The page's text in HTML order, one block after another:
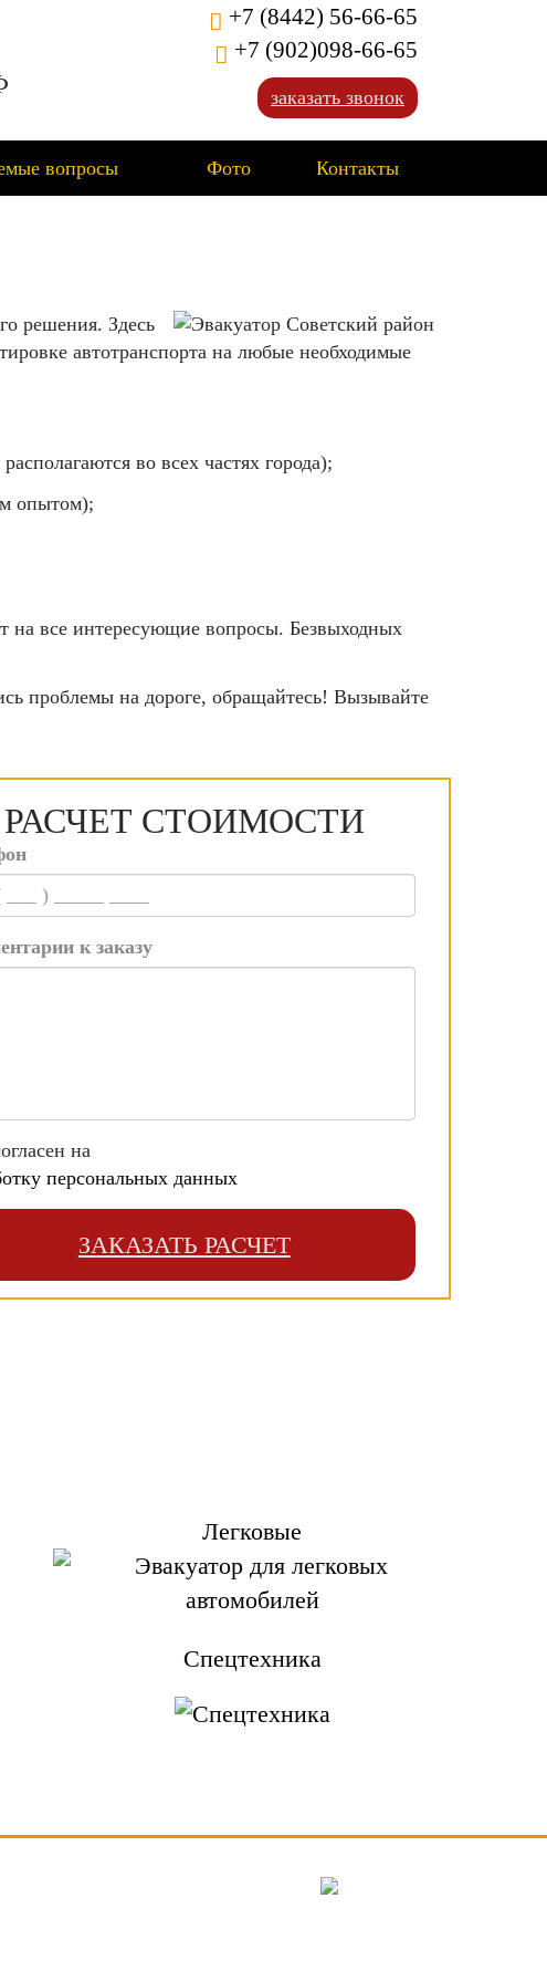
+7 (8442) 56-66-65
+7 (902)098-66-65
заказать звонок
вопросы Фото Контакты
решения. Здесь
автотранспорта на любые необходимые
во всех частях города);
опытом);
на все интересующие вопросы. Безвыходных
проблемы на дороге, обращайтесь! Вызывайте
РАСЧЕТ СТОИМОСТИ
к заказу
на
персональных данных
ЗАКАЗАТЬ РАСЧЕТ
Легковые
Спецтехника